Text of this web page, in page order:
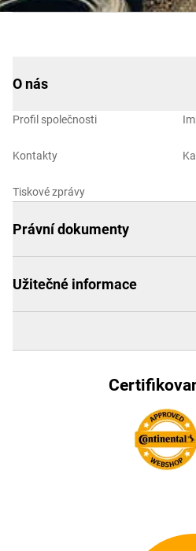
O nás
Profil společnosti
Kontakty
Tiskové zprávy
Právní dokumenty
Užitečné informace